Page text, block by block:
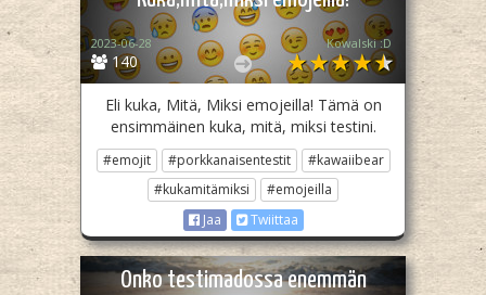
140
2023-06-28 Kowalski :D
Eli kuka, Mitä, Miksi emojeilla! Tämä on
ensimmäinen kuka, mitä, miksi testini.
#emojit #porkkanaisentestit
#kawaiibear
#kukamitämiksi
#emojeilla
Jaa
Twiittaa
Onko testimadossa enemmän